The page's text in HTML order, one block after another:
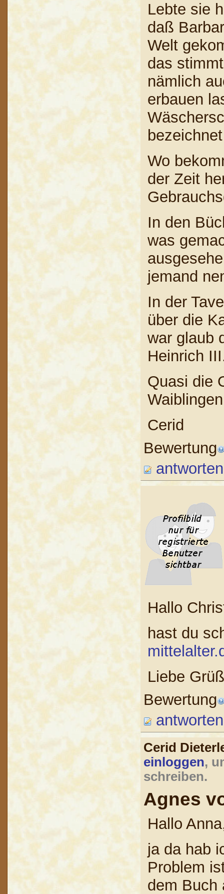
Lebte sie
daß
Welt
das
nämlich
erbauen
Wo
der Zeit
In den
was
jemand
In der
über die
war glaub
Heinrich
Quasi die
Cerid
Bewertung
antworten
Hallo
hast du
Liebe
Bewertung
antworten
Cerid
einloggen,
schreiben.
Agnes
Hallo
ja da hab
Problem
dem Buch